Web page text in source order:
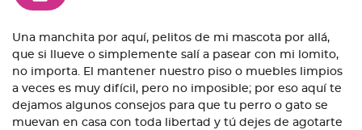
Una manchita por aquí, pelitos de mi mascota por allá,
que si llueve o simplemente salí a pasear con mi lomito,
no importa. El mantener nuestro piso o muebles limpios
a veces es muy difícil, pero no imposible; por eso aquí te
dejamos algunos consejos para que tu perro o gato se
muevan en casa con toda libertad y tú dejes de agotarte